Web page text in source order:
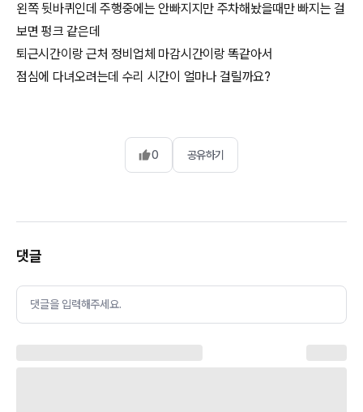
왼쪽 뒷바퀴인데 주행중에는 안빠지지만 주차해놨을때만 빠지는 걸
보면 펑크 같은데
퇴근시간이랑 근처 정비업체 마감시간이랑 똑같아서
0 공유하기
댓글
댓글을 입력해주세요.